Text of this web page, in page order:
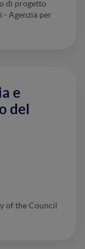
di progetto
- Agenzia per
e
del
of the Council